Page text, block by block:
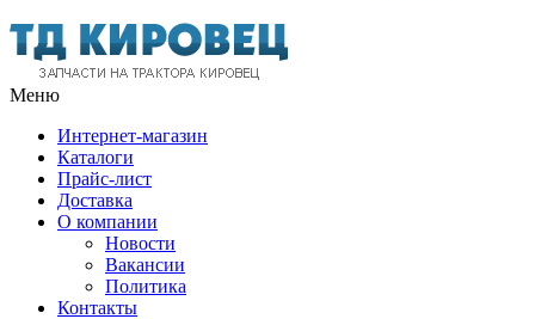
Меню
Интернет-магазин
Каталоги
Прайс-лист
Доставка
О компании
Новости
Вакансии
Политика
Контакты